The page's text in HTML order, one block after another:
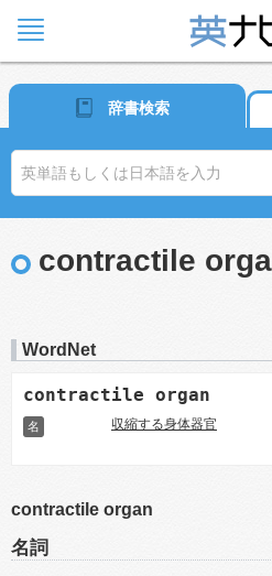
辞書検索
contractile
WordNet
contractile organ
名 収縮する身体器官
contractile organ
名詞